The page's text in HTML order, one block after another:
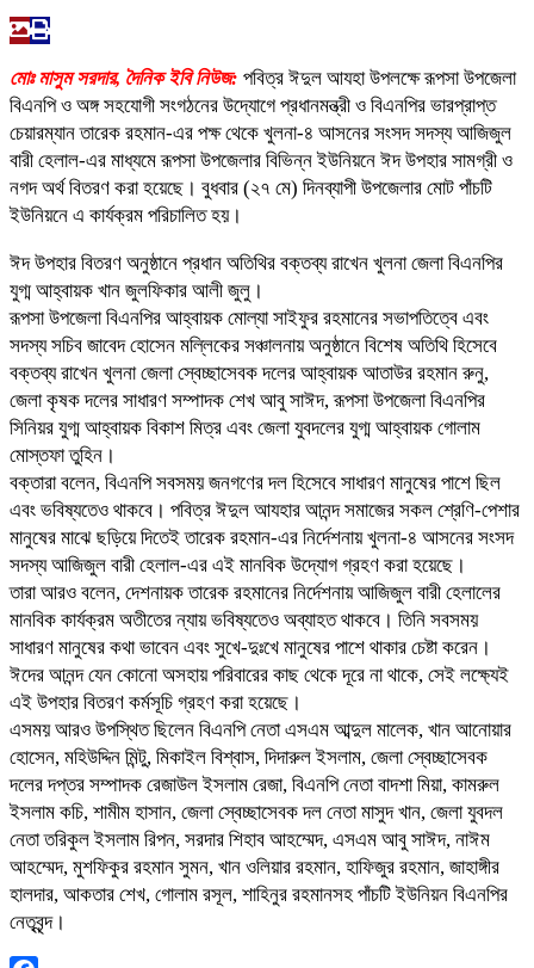
মোঃ মাসুম সরদার, দৈনিক ইবি নিউজ: পবিত্র ঈদুল আযহা উপলক্ষে রূপসা উপজেলা
বিএনপি ও অঙ্গ সহযোগী সংগঠনের উদ্যোগে প্রধানমন্ত্রী ও বিএনপির ভারপ্রাপ্ত
চেয়ারম্যান তারেক রহমান-এর পক্ষ থেকে খুলনা-৪ আসনের সংসদ সদস্য আজিজুল
বারী হেলাল-এর মাধ্যমে রূপসা উপজেলার বিভিন্ন ইউনিয়নে ঈদ উপহার সামগ্রী ও
নগদ অর্থ বিতরণ করা হয়েছে। বুধবার (২৭ মে) দিনব্যাপী উপজেলার মোট পাঁচটি
ইউনিয়নে এ কার্যক্রম পরিচালিত হয়।
ঈদ উপহার বিতরণ অনুষ্ঠানে প্রধান অতিথির বক্তব্য রাখেন খুলনা জেলা বিএনপির
যুগ্ম আহ্বায়ক খান জুলফিকার আলী জুলু।
রূপসা উপজেলা বিএনপির আহ্বায়ক মোল্যা সাইফুর রহমানের সভাপতিত্বে এবং
সদস্য সচিব জাবেদ হোসেন মল্লিকের সঞ্চালনায় অনুষ্ঠানে বিশেষ অতিথি হিসেবে
বক্তব্য রাখেন খুলনা জেলা স্বেচ্ছাসেবক দলের আহ্বায়ক আতাউর রহমান রুনু,
জেলা কৃষক দলের সাধারণ সম্পাদক শেখ আবু সাঈদ, রূপসা উপজেলা বিএনপির
সিনিয়র যুগ্ম আহ্বায়ক বিকাশ মিত্র এবং জেলা যুবদলের যুগ্ম আহ্বায়ক গোলাম
মোস্তফা তুহিন।
বক্তারা বলেন, বিএনপি সবসময় জনগণের দল হিসেবে সাধারণ মানুষের পাশে ছিল
এবং ভবিষ্যতেও থাকবে। পবিত্র ঈদুল আযহার আনন্দ সমাজের সকল শ্রেণি-পেশার
মানুষের মাঝে ছড়িয়ে দিতেই তারেক রহমান-এর নির্দেশনায় খুলনা-৪ আসনের সংসদ
সদস্য আজিজুল বারী হেলাল-এর এই মানবিক উদ্যোগ গ্রহণ করা হয়েছে।
তারা আরও বলেন, দেশনায়ক তারেক রহমানের নির্দেশনায় আজিজুল বারী হেলালের
মানবিক কার্যক্রম অতীতের ন্যায় ভবিষ্যতেও অব্যাহত থাকবে। তিনি সবসময়
সাধারণ মানুষের কথা ভাবেন এবং সুখে-দুঃখে মানুষের পাশে থাকার চেষ্টা করেন।
ঈদের আনন্দ যেন কোনো অসহায় পরিবারের কাছ থেকে দূরে না থাকে, সেই লক্ষ্যেই
এই উপহার বিতরণ কর্মসূচি গ্রহণ করা হয়েছে।
এসময় আরও উপস্থিত ছিলেন বিএনপি নেতা এসএম আব্দুল মালেক, খান আনোয়ার
হোসেন, মহিউদ্দিন মিন্টু, মিকাইল বিশ্বাস, দিদারুল ইসলাম, জেলা স্বেচ্ছাসেবক
দলের দপ্তর সম্পাদক রেজাউল ইসলাম রেজা, বিএনপি নেতা বাদশা মিয়া, কামরুল
ইসলাম কচি, শামীম হাসান, জেলা স্বেচ্ছাসেবক দল নেতা মাসুদ খান, জেলা যুবদল
নেতা তরিকুল ইসলাম রিপন, সরদার শিহাব আহম্মেদ, এসএম আবু সাঈদ, নাঈম
আহম্মেদ, মুশফিকুর রহমান সুমন, খান ওলিয়ার রহমান, হাফিজুর রহমান, জাহাঙ্গীর
হালদার, আকতার শেখ, গোলাম রসূল, শাহিনুর রহমানসহ পাঁচটি ইউনিয়ন বিএনপির
নেতৃবৃন্দ।